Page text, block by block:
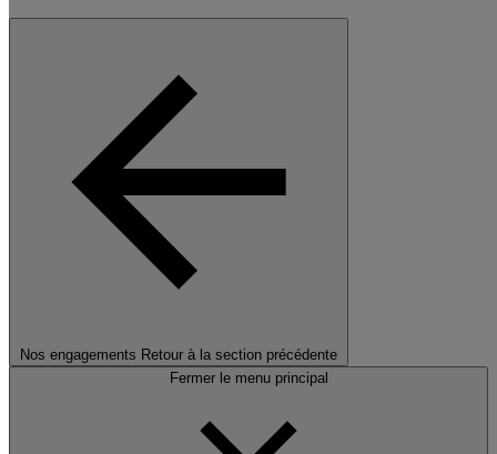
Nos engagements Retour à la section précédente
Fermer le menu principal